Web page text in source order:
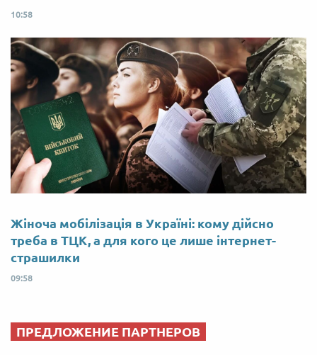
10:58
Жіноча мобілізація в Україні: кому дійсно
треба в ТЦК, а для кого це лише інтернет-
страшилки
09:58
ПРЕДЛОЖЕНИЕ ПАРТНЕРОВ